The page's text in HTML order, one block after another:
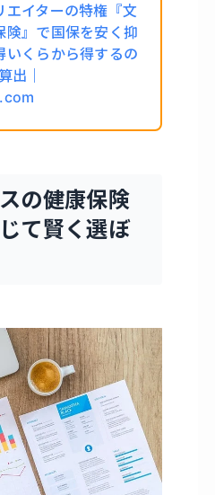
エイターの特権『文
険』で国保を安く抑
いくらから得するの
出｜
の健康保険
て賢く選ぼ